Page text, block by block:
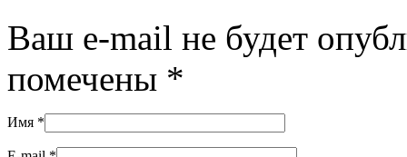
Ваш e-mail не будет
помечены *
Имя *